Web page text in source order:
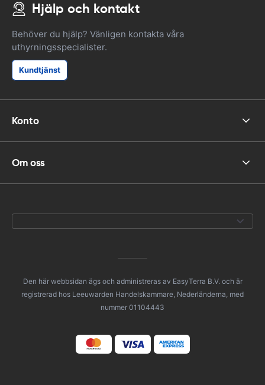
Hjälp och kontakt
Behöver du hjälp? Vänligen kontakta våra
uthyrningsspecialister.
Kundtjänst
Konto
Om oss
Den här webbsidan ägs och administreras av EasyTerra B.V. och är
registrerad hos Leeuwarden Handelskammare, Nederländerna, med
nummer 01104443